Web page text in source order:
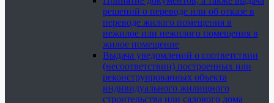
решений о переводе или об отказе в
переводе жилого помещения в
нежилое или нежилого помещения в
жилое помещение
Выдача уведомлений о соответствии
(несоответствии) построенных или
реконструированных объекта
индивидуального жилищного
строительства или садового дома